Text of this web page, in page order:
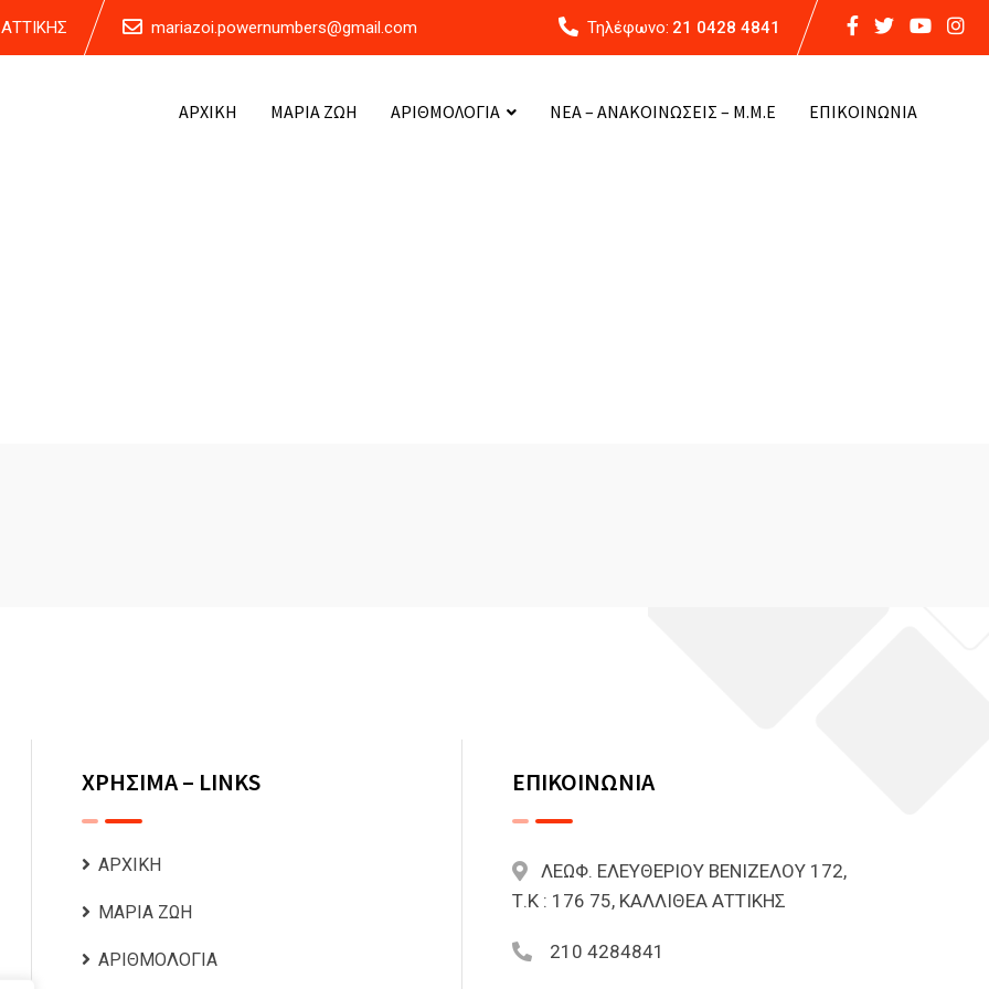
mariazoi.powernumbers@gmail.com Τηλέφωνο: 21 0428 4841
ΑΡΧΙΚΗ ΜΑΡΙΑ ΖΩΗ ΑΡΙΘΜΟΛΟΓΙΑ ΝΕΑ – ΑΝΑΚΟΙΝΩΣΕΙΣ – Μ.Μ.Ε ΕΠΙΚΟΙΝΩΝΙΑ
ΧΡΗΣΙΜΑ – LINKS
ΑΡΧΙΚΗ
ΜΑΡΙΑ ΖΩΗ
ΑΡΙΘΜΟΛΟΓΙΑ
ΕΠΙΚΟΙΝΩΝΙΑ
ΛΕΩΦ. ΕΛΕΥΘΕΡΙΟΥ ΒΕΝΙΖΕΛΟΥ 172,
Τ.Κ : 176 75, ΚΑΛΛΙΘΕΑ ΑΤΤΙΚΗΣ
210 4284841